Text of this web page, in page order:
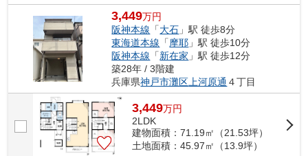
3,449万円
阪神本線 「大石 」駅 徒歩8分
東海道本線 「摩耶 」駅 徒歩10分
阪神本線 「新在家 」駅 徒歩12分
築28年 / 3階建
兵庫県神戸市灘区 上河原通 ４丁目
3,449万円
2LDK
建物面積：71.19㎡（21.53坪）
土地面積：45.97㎡（13.9坪）